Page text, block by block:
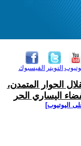
الفيسبوك التويتر
الحوار المتمدن،
اليساري الحر
اليوتيوب]